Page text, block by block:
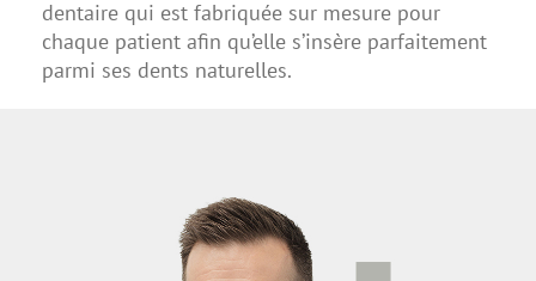
dentaire qui est fabriquée sur mesure pour
chaque patient afin qu’elle s’insère parfaitement
parmi ses dents naturelles.